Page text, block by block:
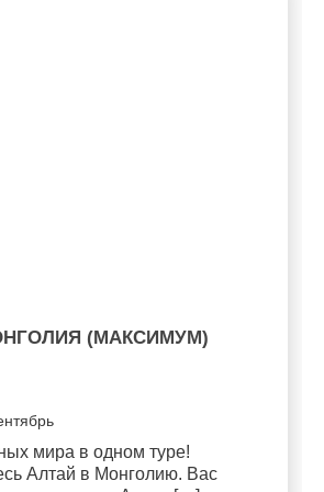
(МАКСИМУМ)
мира в одном туре!
Алтай в Монголию. Вас